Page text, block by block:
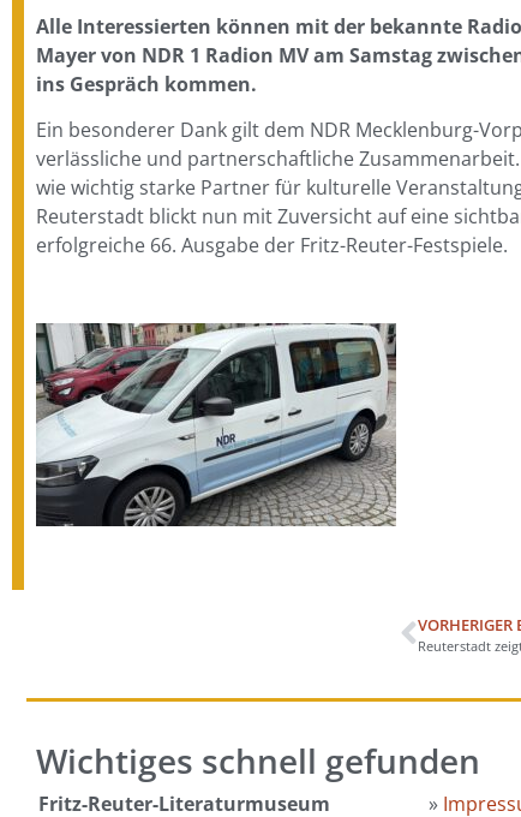
Alle Interessierten können mit der bekannte
Mayer von NDR 1 Radion MV am Samstag
ins Gespräch kommen.
Ein besonderer Dank gilt dem NDR Mecklenburg-
verlässliche und partnerschaftliche
wie wichtig starke Partner für kulturelle
Reuterstadt blickt nun mit Zuversicht auf eine
erfolgreiche 66. Ausgabe der Fritz-Reuter-Festspiele.
VORHERIGER
Reuterstadt
Wichtiges schnell gefunden
Fritz-Reuter-Literaturmuseum »